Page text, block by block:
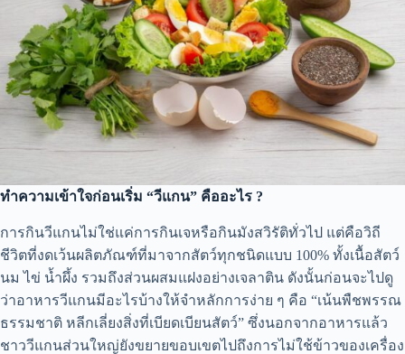
ทำความเข้าใจก่อนเริ่ม “วีแกน” คืออะไร ?
การกินวีแกนไม่ใช่แค่การกินเจหรือกินมังสวิรัติทั่วไป แต่คือวิถี
ชีวิตที่งดเว้นผลิตภัณฑ์ที่มาจากสัตว์ทุกชนิดแบบ 100% ทั้งเนื้อสัตว์
นม ไข่ น้ำผึ้ง รวมถึงส่วนผสมแฝงอย่างเจลาติน ดังนั้นก่อนจะไปดู
ว่าอาหารวีแกนมีอะไรบ้างให้จำหลักการง่าย ๆ คือ “เน้นพืชพรรณ
ธรรมชาติ หลีกเลี่ยงสิ่งที่เบียดเบียนสัตว์” ซึ่งนอกจากอาหารแล้ว
ชาววีแกนส่วนใหญ่ยังขยายขอบเขตไปถึงการไม่ใช้ข้าวของเครื่อง